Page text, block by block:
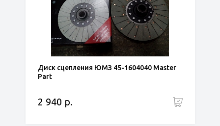
Диск сцепления ЮМЗ 45-1604040 Master
Part
2 940 р.